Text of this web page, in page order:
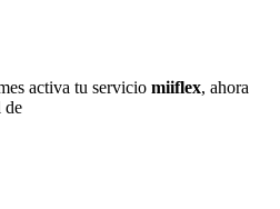
activa tu servicio miiflex, ahora
de